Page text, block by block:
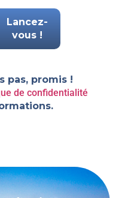
pas, promis !
de confidentialité